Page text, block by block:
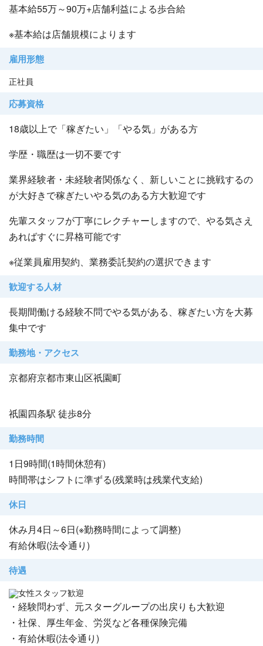
・業務内容
ホームページの更新作業
キャストさんのお仕事管理
スタッフ教育
面接対応
・募集エリア
ご応募・お問い合わせお待ちしております！
基本給55万～90万+店舗利益による歩合給
※基本給は店舗規模によります
雇用形態
正社員
応募資格
18歳以上で「稼ぎたい」「やる気」がある方
学歴・職歴は一切不要です
業界経験者・未経験者関係なく、新しいことに挑戦するの
が大好きで稼ぎたいやる気のある方大歓迎です
先輩スタッフが丁寧にレクチャーしますので、やる気さえ
あればすぐに昇格可能です
※従業員雇用契約、業務委託契約の選択できます
歓迎する人材
長期間働ける経験不問でやる気がある、稼ぎたい方を大募
集中です
勤務地・アクセス
京都府京都市東山区祇園町
祇園四条駅 徒歩8分
勤務時間
1日9時間(1時間休憩有)
時間帯はシフトに準ずる(残業時は残業代支給)
休日
休み月4日～6日(※勤務時間によって調整)
有給休暇(法令通り)
待遇
女性スタッフ歓迎
・経験問わず、元スターグループの出戻りも大歓迎
・社保、厚生年金、労災など各種保険完備
・有給休暇(法令通り)